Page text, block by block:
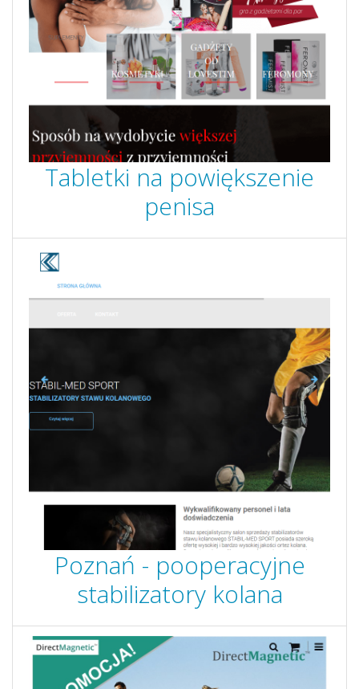
Tabletki na powiększenie
penisa
Poznań - pooperacyjne
stabilizatory kolana